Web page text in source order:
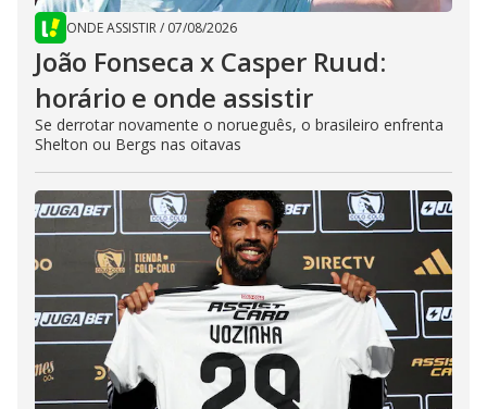
ONDE ASSISTIR/ 07/08/2026
João Fonseca x Casper Ruud:
horário e onde assistir
Se derrotar novamente o norueguês, o brasileiro enfrenta
Shelton ou Bergs nas oitavas